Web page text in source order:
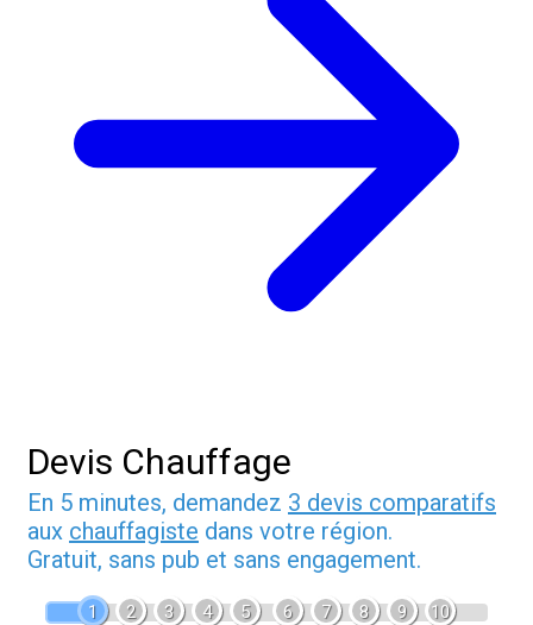
Devis Chauffage
En 5 minutes, demandez 3 devis comparatifs
aux chauffagiste dans votre région.
Gratuit, sans pub et sans engagement.
1 2 3 4 5 6 7 8 9 10